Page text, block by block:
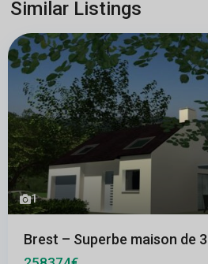
Similar Listings
1
Brest – Superbe maison de